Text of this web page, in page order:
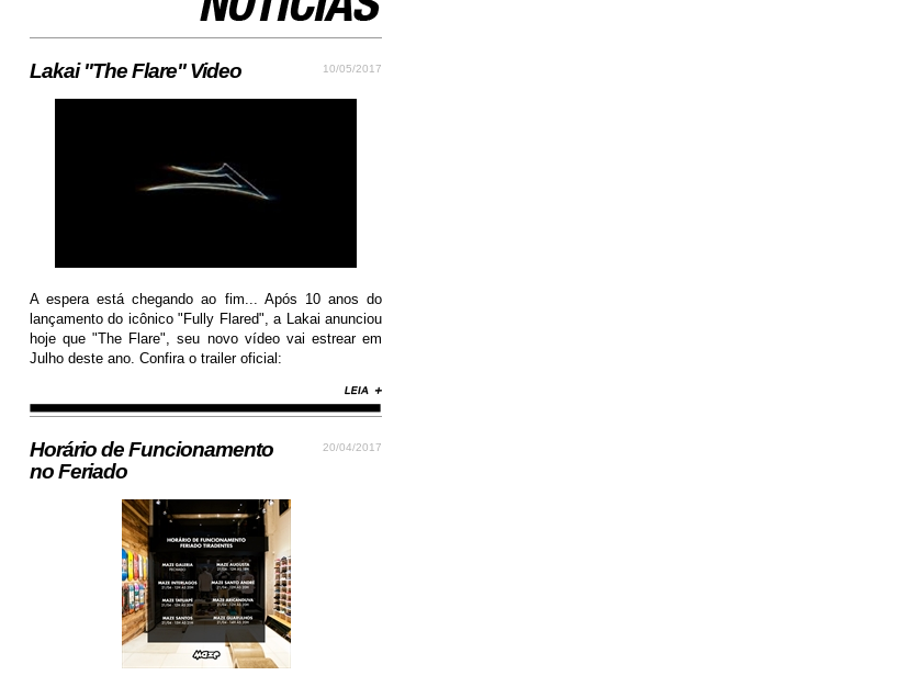
10/05/2017
Lakai "The Flare" Video
A espera está chegando ao fim... Após 10 anos do
lançamento do icônico "Fully Flared", a Lakai anunciou
hoje que "The Flare", seu novo vídeo vai estrear em
Julho deste ano. Confira o trailer oficial:
20/04/2017
Horário de Funcionamento
no Feriado